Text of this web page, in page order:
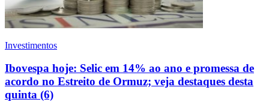
Investimentos
Ibovespa hoje: Selic em 14% ao ano e promessa de
acordo no Estreito de Ormuz; veja destaques desta
quinta (6)